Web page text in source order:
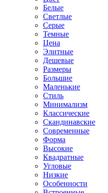
Белые
Светлые
Серые
Темные
Цена
Элитные
Дешевые
Размеры
Большие
Маленькие
Стиль
Минимализм
Классические
Скандинавские
Современные
Форма
Высокие
Квадратные
Угловые
Низкие
Особенности